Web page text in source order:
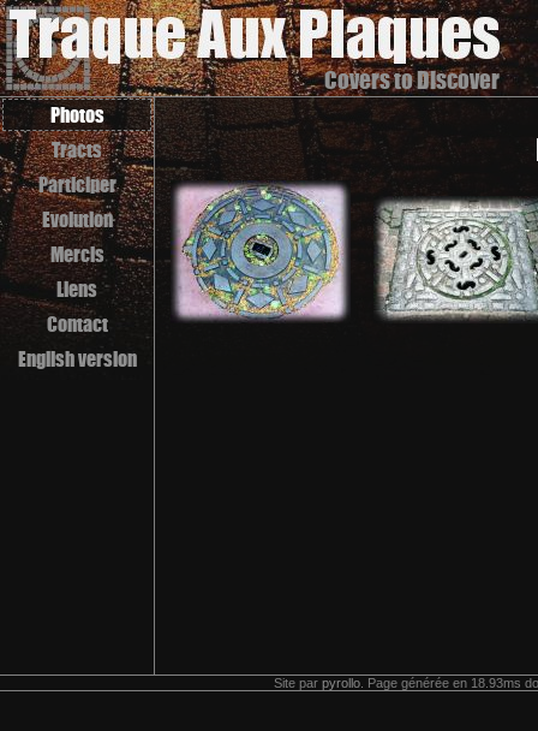
Covers to Discover
Photos
Tracts
Participer
Evolution
Mercis
Liens
Contact
English version
Site par pyrollo . Page générée en 18.93ms